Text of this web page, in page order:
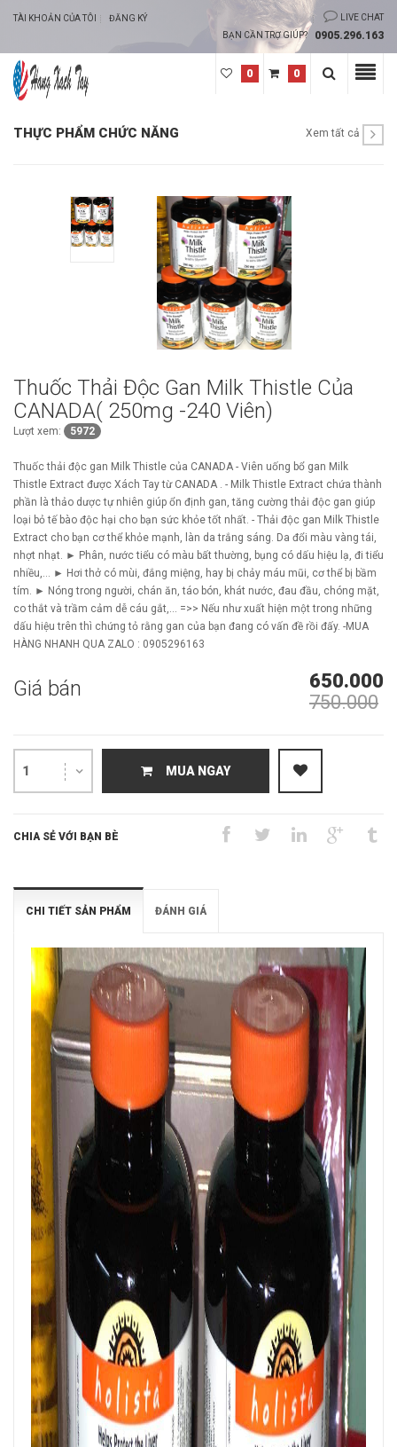
TÀI KHOẢN CỦA TÔI ĐĂNG KÝ
LIVE CHAT
BẠN CẦN TRỢ GIÚP?
0905.296.163
0
0
THỰC PHẨM CHỨC NĂNG Xem tất cả
Thuốc Thải Độc Gan Milk Thistle Của
CANADA( 250mg -240 Viên)
Lượt xem: 5972
Thuốc thải độc gan Milk Thistle của CANADA - Viên uống bổ gan Milk
Thistle Extract được Xách Tay từ CANADA . - Milk Thistle Extract chứa thành
phần là thảo dược tự nhiên giúp ổn định gan, tăng cường thải độc gan giúp
loại bỏ tế bào độc hại cho bạn sức khỏe tốt nhất. - Thải độc gan Milk Thistle
Extract cho bạn cơ thể khỏe mạnh, làn da trắng sáng. Da đổi màu vàng tái,
nhợt nhạt. ► Phân, nước tiểu có màu bất thường, bụng có dấu hiệu lạ, đi tiểu
nhiều,… ► Hơi thở có mùi, đắng miệng, hay bị chảy máu mũi, cơ thể bị bầm
tím. ► Nóng trong người, chán ăn, táo bón, khát nước, đau đầu, chóng mặt,
co thắt và trầm cảm dễ cáu gắt,… =>> Nếu như xuất hiện một trong những
dấu hiệu trên thì chứng tỏ rằng gan của bạn đang có vấn đề rồi đấy. -MUA
HÀNG NHANH QUA ZALO : 0905296163
Giá bán
650.000
750.000
1 MUA NGAY
CHIA SẺ VỚI BẠN BÈ
CHI TIẾT SẢN PHẨM ĐÁNH GIÁ